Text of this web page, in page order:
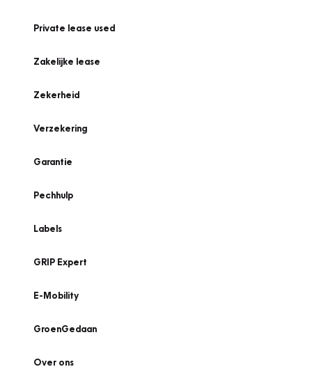
Private lease used
Zakelijke lease
Zekerheid
Verzekering
Garantie
Pechhulp
Labels
GRIP Expert
E-Mobility
GroenGedaan
Over ons